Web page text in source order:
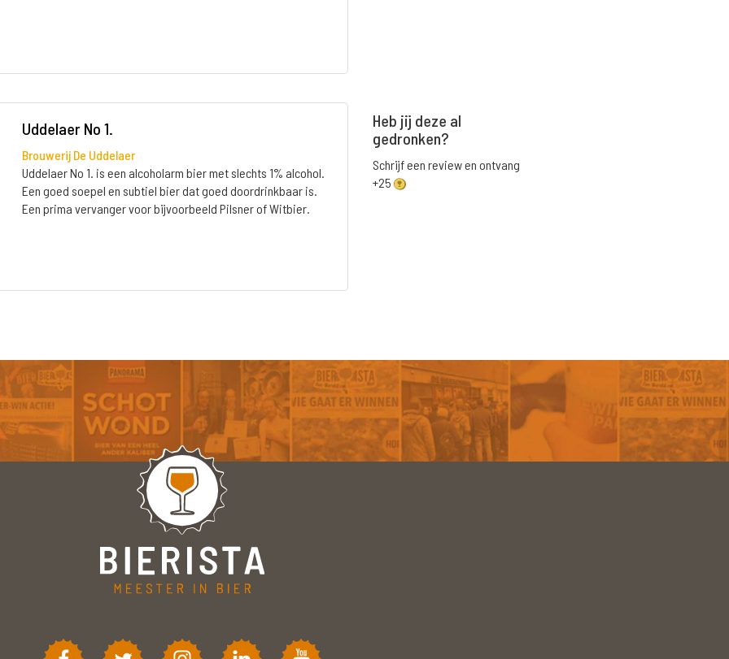
Uddelaer No 1.
Brouwerij De Uddelaer
Uddelaer No 1. is een alcoholarm bier met slechts 1% alcohol.
Een goed soepel en subtiel bier dat goed doordrinkbaar is.
Een prima vervanger voor bijvoorbeeld Pilsner of Witbier.
Heb jij deze al
gedronken?
Schrijf een review en ontvang
+25